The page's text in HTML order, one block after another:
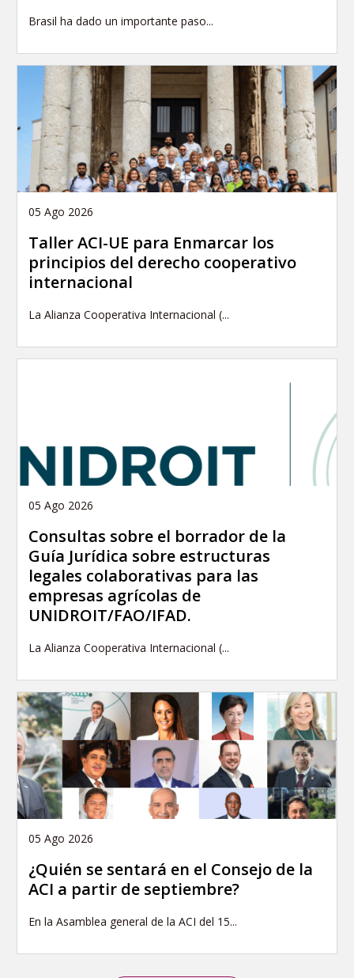
Brasil ha dado un importante paso...
05 Ago 2026
Taller ACI-UE para Enmarcar los
principios del derecho cooperativo
internacional
La Alianza Cooperativa Internacional (...
05 Ago 2026
Consultas sobre el borrador de la
Guía Jurídica sobre estructuras
legales colaborativas para las
empresas agrícolas de
UNIDROIT/FAO/IFAD.
La Alianza Cooperativa Internacional (...
05 Ago 2026
¿Quién se sentará en el Consejo de la
ACI a partir de septiembre?
En la Asamblea general de la ACI del 15...